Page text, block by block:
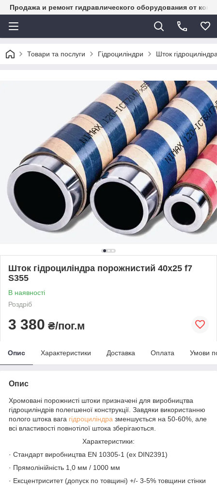
Продажа и ремонт гидравлического оборудования от
Товари та послуги Гідроциліндри Шток
Шток гідроциліндра порожнистий 40х25 f7
S355
В наявності
Роздріб
3 380 ₴/пог.м
Опис Характеристики Доставка Оплата Умови
Опис
Хромовані порожнисті штоки призначені для виробництва
гідроциліндрів полегшеної конструкції. Завдяки використанню
полого штока вага гідроциліндра зменшується на 50-60%, але
всі властивості повнотілої штока зберігаються.
Характеристики:
· Стандарт виробництва EN 10305-1 (ex DIN2391)
· Прямолінійність 1,0 мм / 1000 мм
· Ексцентриситет (допуск по товщині) +/- 3-5% товщини стінки